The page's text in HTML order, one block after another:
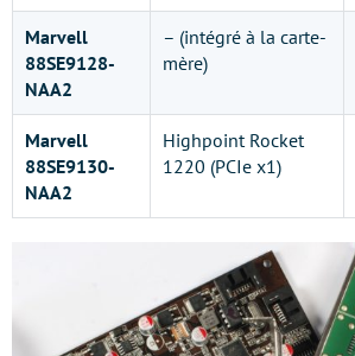
Marvell
88SE9128-
NAA2
– (intégré à la carte-
mère)
Marvell
88SE9130-
NAA2
Highpoint Rocket
1220 (PCIe x1)